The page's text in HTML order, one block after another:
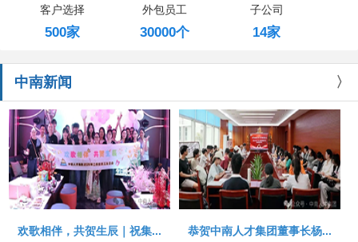
客户选择
500家
外包员工
30000个
子公司
14家
中南新闻 〉
欢歌相伴，共贺生辰｜祝集... 恭贺中南人才集团董事长杨...